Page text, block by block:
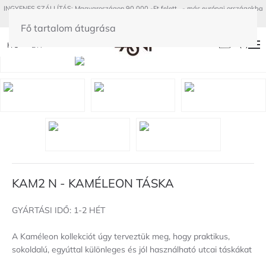
Fő tartalom átugrása
HU
INGYENES SZÁLLÍTÁS: Magyaroszágon 90 000.-Ft felett - más európai országokba
KAM2 N - KAMÉLEON TÁSKA
GYÁRTÁSI IDŐ: 1-2 HÉT
A Kaméleon kollekciót úgy terveztük meg, hogy praktikus,
sokoldalú, egyúttal különleges és jól használható utcai táskákat